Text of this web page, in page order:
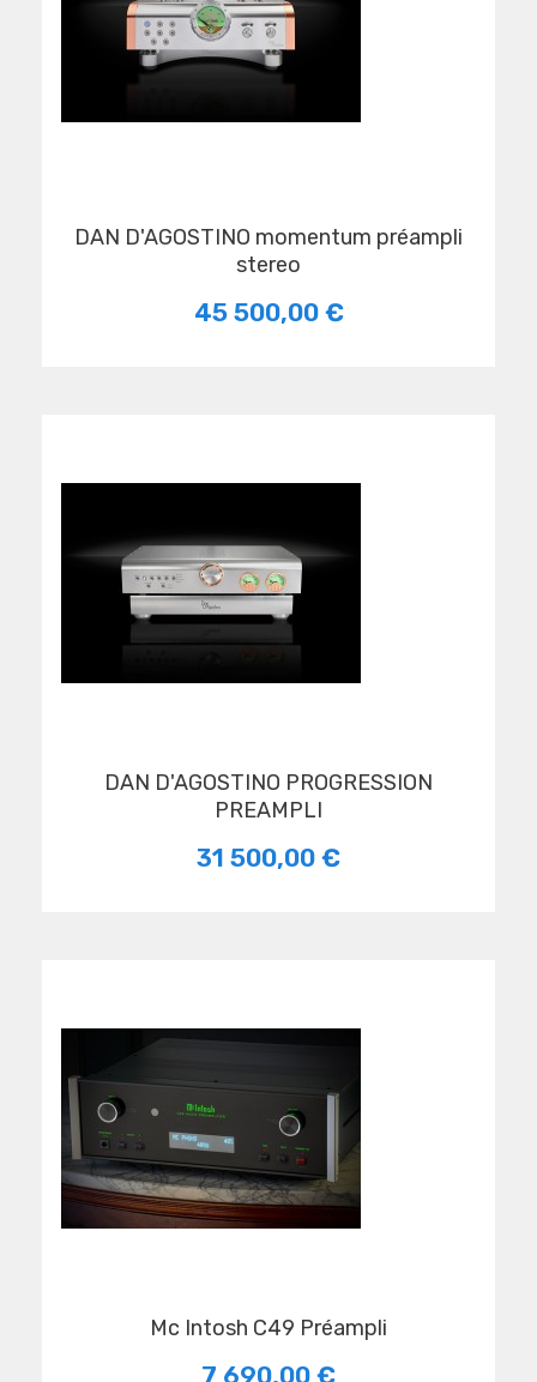
DAN D'AGOSTINO momentum préampli
stereo
45 500,00 €
DAN D'AGOSTINO PROGRESSION
PREAMPLI
31 500,00 €
Mc Intosh C49 Préampli
7 690,00 €